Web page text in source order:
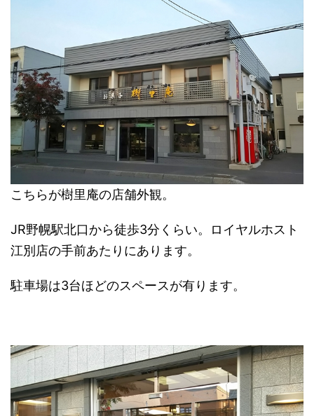
こちらが樹里庵の店舗外観。
JR野幌駅北口から徒歩3分くらい。ロイヤルホスト
江別店の手前あたりにあります。
駐車場は3台ほどのスペースが有ります。